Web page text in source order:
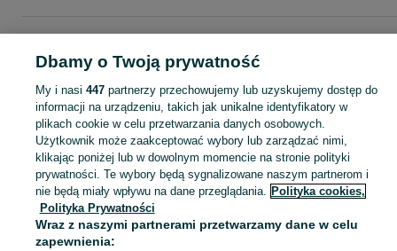
Łódzkie
Paki ubrań - Kutno
KATEGORIA
ubranko do chrztu dla chłopca,ubranka na roczek dla chłopca Zobacz
Mapa kategorii
Mapa miejscowości
Mapa ministron
Dbamy o Twoją prywatność
My i nasi 447partnerzy przechowujemy lub uzyskujemy dostęp do
informacji na urządzeniu, takich jak unikalne identyfikatory w
plikach cookie w celu przetwarzania danych osobowych.
Użytkownik może zaakceptować wybory lub zarządzać nimi,
klikając poniżej lub w dowolnym momencie na stronie polityki
prywatności. Te wybory będą sygnalizowane naszym partnerom i
nie będą miały wpływu na dane przeglądania. Polityka cookies,
Polityka Prywatności
Wraz z naszymi partnerami przetwarzamy dane w celu
zapewnienia: